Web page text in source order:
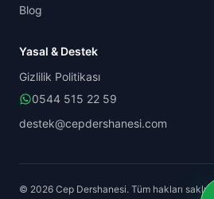
Blog
Yasal & Destek
Gizlilik Politikası
0544 515 22 59
destek@cepdershanesi.com
© 2026 Cep Dershanesi. Tüm hakları saklıdır.